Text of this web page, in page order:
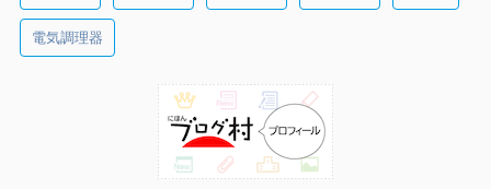
電気調理器